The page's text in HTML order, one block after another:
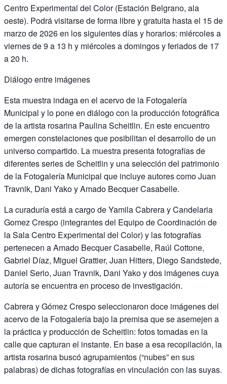
Centro Experimental del Color (Estación Belgrano, ala
oeste). Podrá visitarse de forma libre y gratuita hasta el 15 de
marzo de 2026 en los siguientes días y horarios: miércoles a
viernes de 9 a 13 h y miércoles a domingos y feriados de 17
a 20 h.
Diálogo entre imágenes
Esta muestra indaga en el acervo de la Fotogalería
Municipal y lo pone en diálogo con la producción fotográfica
de la artista rosarina Paulina Scheitlin. En este encuentro
emergen constelaciones que posibilitan el desarrollo de un
universo compartido. La muestra presenta fotografías de
diferentes series de Scheitlin y una selección del patrimonio
de la Fotogalería Municipal que incluye autores como Juan
Travnik, Dani Yako y Amado Becquer Casabelle.
La curaduría está a cargo de Yamila Cabrera y Candelaria
Gomez Crespo (integrantes del Equipo de Coordinación de
la Sala Centro Experimental del Color) y las fotografías
pertenecen a Amado Becquer Casabelle, Raúl Cottone,
Gabriel Díaz, Miguel Grattier, Juan Hitters, Diego Sandstede,
Daniel Serio, Juan Travnik, Dani Yako y dos imágenes cuya
autoría se encuentra en proceso de investigación.
Cabrera y Gómez Crespo seleccionaron doce imágenes del
acervo de la Fotogalería bajo la premisa que se asemejen a
la práctica y producción de Scheitlin: fotos tomadas en la
calle que capturan el instante. En base a esa recopilación, la
artista rosarina buscó agrupamientos (“nubes” en sus
palabras) de dichas fotografías en vinculación con las suyas.